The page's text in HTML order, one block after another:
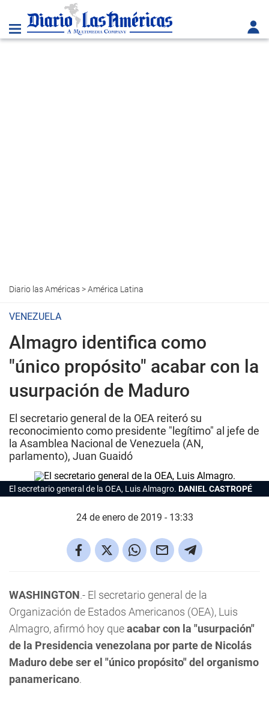
Diario las Américas>América Latina
VENEZUELA
Almagro identifica como
"único propósito" acabar con la
usurpación de Maduro
El secretario general de la OEA reiteró su
reconocimiento como presidente "legítimo" al jefe de
la Asamblea Nacional de Venezuela (AN,
parlamento), Juan Guaidó
El secretario general de la OEA, Luis Almagro. DANIEL CASTROPÉ
24 de enero de 2019 - 13:33
WASHINGTON.- El secretario general de la
Organización de Estados Americanos (OEA), Luis
Almagro, afirmó hoy queacabar con la "usurpación"
de la Presidencia venezolana por parte de Nicolás
Maduro debe ser el "único propósito" del organismo
panamericano.